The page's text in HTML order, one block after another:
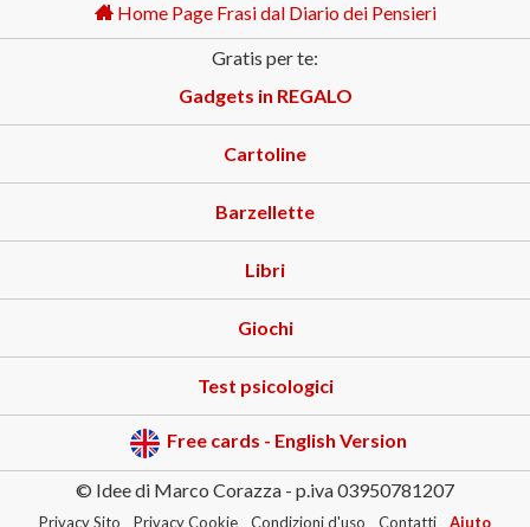
Home Page Frasi dal Diario dei Pensieri
Gratis per te:
Gadgets in REGALO
Cartoline
Barzellette
Libri
Giochi
Test psicologici
Free cards - English Version
© Idee di Marco Corazza - p.iva 03950781207
Privacy Sito Privacy Cookie Condizioni d'uso Contatti Aiuto